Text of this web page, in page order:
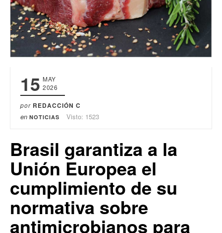
15 MAY
2026
por REDACCIÓN C
en NOTICIAS Visto: 1523
Brasil garantiza a la
Unión Europea el
cumplimiento de su
normativa sobre
antimicrobianos para